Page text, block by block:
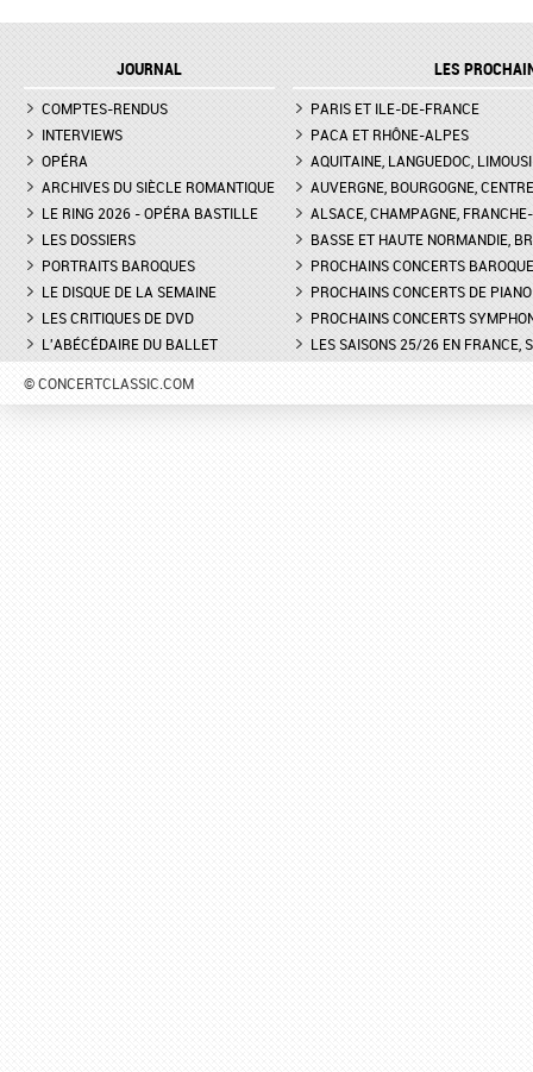
JOURNAL
COMPTES-RENDUS
INTERVIEWS
OPÉRA
ARCHIVES DU SIÈCLE ROMANTIQUE
LE RING 2026 - OPÉRA BASTILLE
LES DOSSIERS
PORTRAITS BAROQUES
LE DISQUE DE LA SEMAINE
LES CRITIQUES DE DVD
L'ABÉCÉDAIRE DU BALLET
LES
PARIS ET ILE-DE-FRANCE
PACA ET RHÔNE-ALPES
AQUITAINE, LANGUEDOC,
AUVERGNE, BOURGOGNE, CENTRE
ALSACE, CHAMPAGNE,
BASSE ET HAUTE NORMANDIE,
PROCHAINS CONCERTS
PROCHAINS CONCERTS DE PIANO
PROCHAINS CONCERTS
LES SAISONS 25/26 EN FRANCE,
© CONCERTCLASSIC.COM